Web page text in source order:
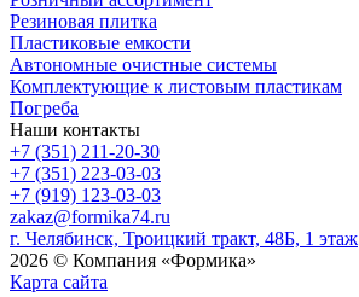
Резиновая плитка
Пластиковые емкости
Автономные очистные системы
Комплектующие к листовым пластикам
Погреба
Наши контакты
+7 (351) 211-20-30
+7 (351) 223-03-03
+7 (919) 123-03-03
zakaz@formika74.ru
г. Челябинск, Троицкий тракт, 48Б, 1 этаж
2026 © Компания «Формика»
Карта сайта